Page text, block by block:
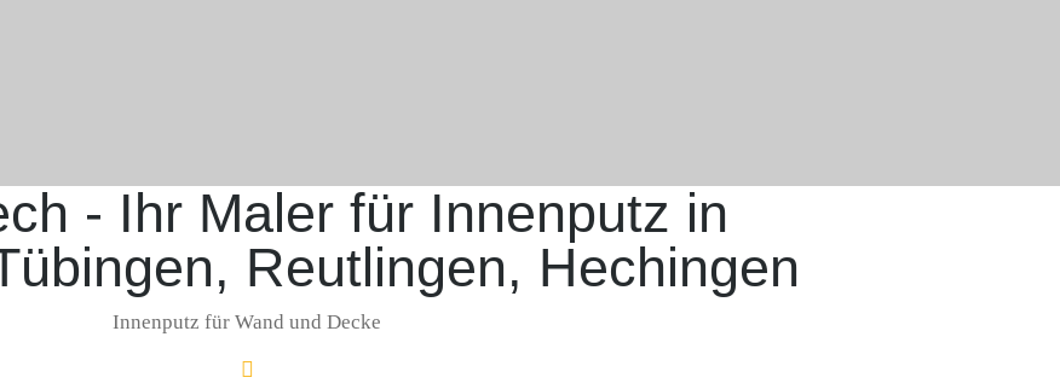
- Ihr Maler für Innenputz in
Reutlingen, Hechingen
Innenputz für Wand und Decke